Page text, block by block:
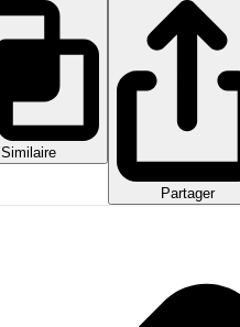
Similaire
Partager